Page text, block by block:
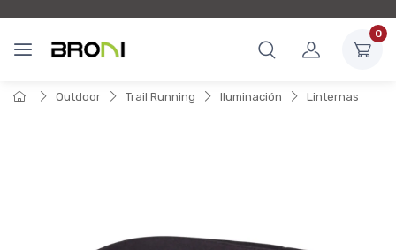
0
Outdoor Trail Running Iluminación Linternas